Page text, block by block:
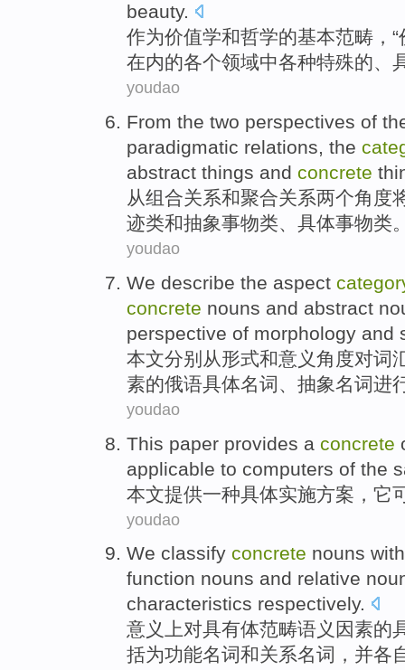
beauty.
作为价值学和哲学的基本范畴 ，“
在内的各个领域中各种特殊的、
youdao
From the two perspectives of
paradigmatic relations, the
abstract things and concrete
从组合关系和聚合关系两个角度
迹类和抽象事物类、 具体事物类
youdao
We describe the aspect
concrete nouns and abstract
perspective of morphology and
本文分别 从形式和意义角度对词
素的俄语具体名词 、 抽象名词进
youdao
This paper provides a concrete
applicable to computers of the
本文提供一种具体实施方案 ， 它
youdao
We classify concrete nouns with
function nouns and relative
characteristics respectively.
意义上对具有体范畴语义因素的
括为功能名词和关系名词， 并各